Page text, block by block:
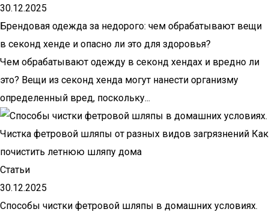
30.12.2025
Брендовая одежда за недорого: чем обрабатывают вещи
в секонд хенде и опасно ли это для здоровья?
Чем обрабатывают одежду в секонд хендах и вредно ли
это? Вещи из секонд хенда могут нанести организму
определенный вред, поскольку...
Статьи
30.12.2025
Способы чистки фетровой шляпы в домашних условиях.